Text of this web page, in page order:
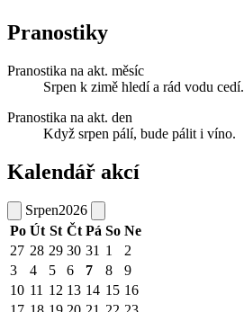
Pranostiky
Pranostika na akt. měsíc
Srpen k zimě hledí a rád vodu cedí.
Pranostika na akt. den
Když srpen pálí, bude pálit i víno.
Kalendář akcí
Srpen2026
Po Út St Čt Pá So Ne
27 28 29 30 31 1
2
3
4 5 6 7 8
9
10 11 12 13 14 15 16